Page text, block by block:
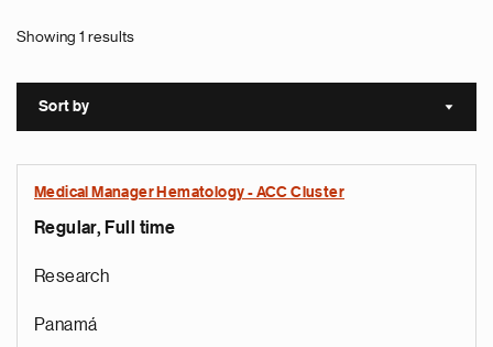
Showing 1 results
Sort by Sort
Medical Manager Hematology - ACC Cluster
Regular, Full time
Research
Panamá